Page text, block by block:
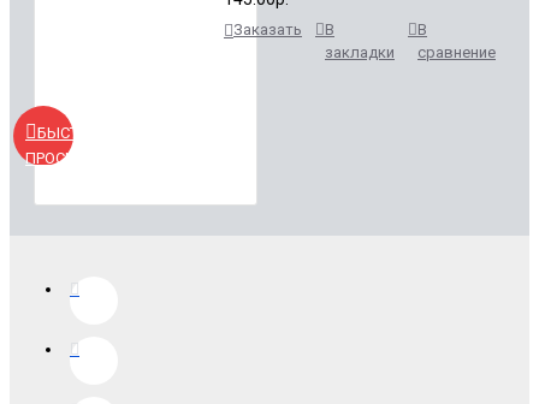
БЫСТРЫЙ
ПРОСМОТР
Заказать
В
закладки
В
сравнение